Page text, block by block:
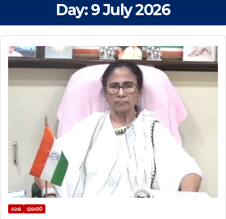
Day:9 July 2026
ଦେଶ ରାଜନୀତି